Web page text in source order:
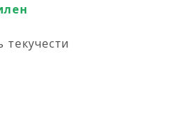
текучести